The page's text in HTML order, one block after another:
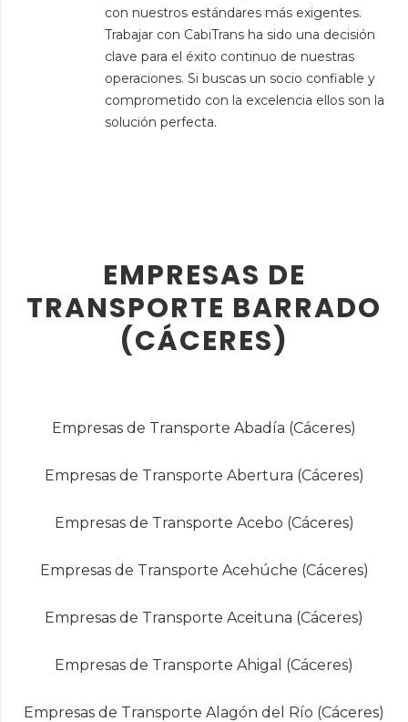
con nuestros estándares más exigentes.
Trabajar con CabiTrans ha sido una decisión
clave para el éxito continuo de nuestras
operaciones. Si buscas un socio confiable y
comprometido con la excelencia ellos son la
solución perfecta.
EMPRESAS DE
TRANSPORTE BARRADO
(CÁCERES)
Empresas de Transporte Abadía (Cáceres)
Empresas de Transporte Abertura (Cáceres)
Empresas de Transporte Acebo (Cáceres)
Empresas de Transporte Acehúche (Cáceres)
Empresas de Transporte Aceituna (Cáceres)
Empresas de Transporte Ahigal (Cáceres)
Empresas de Transporte Alagón del Río (Cáceres)